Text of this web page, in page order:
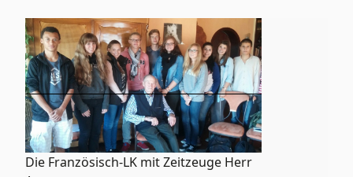
Die Französisch-LK mit Zeitzeuge Herr